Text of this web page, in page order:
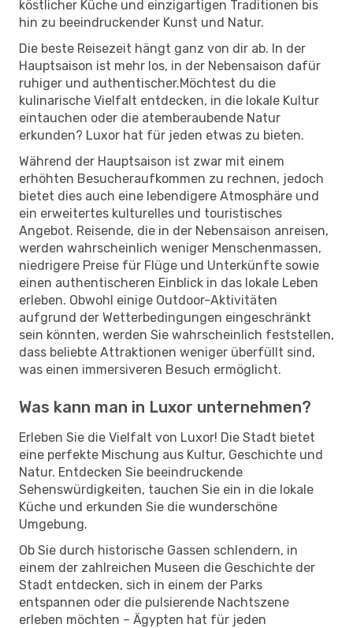
köstlicher Küche und einzigartigen Traditionen bis
hin zu beeindruckender Kunst und Natur.
Die beste Reisezeit hängt ganz von dir ab. In der
Hauptsaison ist mehr los, in der Nebensaison dafür
ruhiger und authentischer.Möchtest du die
kulinarische Vielfalt entdecken, in die lokale Kultur
eintauchen oder die atemberaubende Natur
erkunden? Luxor hat für jeden etwas zu bieten.
Während der Hauptsaison ist zwar mit einem
erhöhten Besucheraufkommen zu rechnen, jedoch
bietet dies auch eine lebendigere Atmosphäre und
ein erweitertes kulturelles und touristisches
Angebot. Reisende, die in der Nebensaison anreisen,
werden wahrscheinlich weniger Menschenmassen,
niedrigere Preise für Flüge und Unterkünfte sowie
einen authentischeren Einblick in das lokale Leben
erleben. Obwohl einige Outdoor-Aktivitäten
aufgrund der Wetterbedingungen eingeschränkt
sein könnten, werden Sie wahrscheinlich feststellen,
dass beliebte Attraktionen weniger überfüllt sind,
was einen immersiveren Besuch ermöglicht.
Was kann man in Luxor unternehmen?
Erleben Sie die Vielfalt von Luxor! Die Stadt bietet
eine perfekte Mischung aus Kultur, Geschichte und
Natur. Entdecken Sie beeindruckende
Sehenswürdigkeiten, tauchen Sie ein in die lokale
Küche und erkunden Sie die wunderschöne
Umgebung.
Ob Sie durch historische Gassen schlendern, in
einem der zahlreichen Museen die Geschichte der
Stadt entdecken, sich in einem der Parks
entspannen oder die pulsierende Nachtszene
erleben möchten – Ägypten hat für jeden